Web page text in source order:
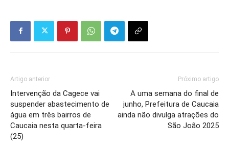
Artigo anterior
Intervenção da Cagece vai
suspender abastecimento de
água em três bairros de
Caucaia nesta quarta-feira
(25)
Próximo artigo
A uma semana do final de
junho, Prefeitura de Caucaia
ainda não divulga atrações do
São João 2025